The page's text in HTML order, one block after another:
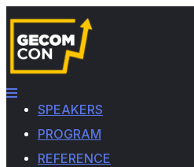
SPEAKERS
PROGRAM
REFERENCE